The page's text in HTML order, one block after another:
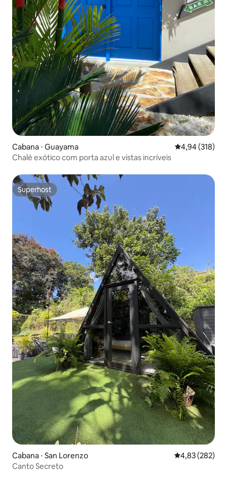
Cabana ⋅ Guayama 4,94 de uma
4,94 (318)
Chalé exótico com porta azul e vistas incríveis
Superhost
Superhost
Cabana ⋅ San Lorenzo 4,83 de uma
4,83 (282)
Canto Secreto